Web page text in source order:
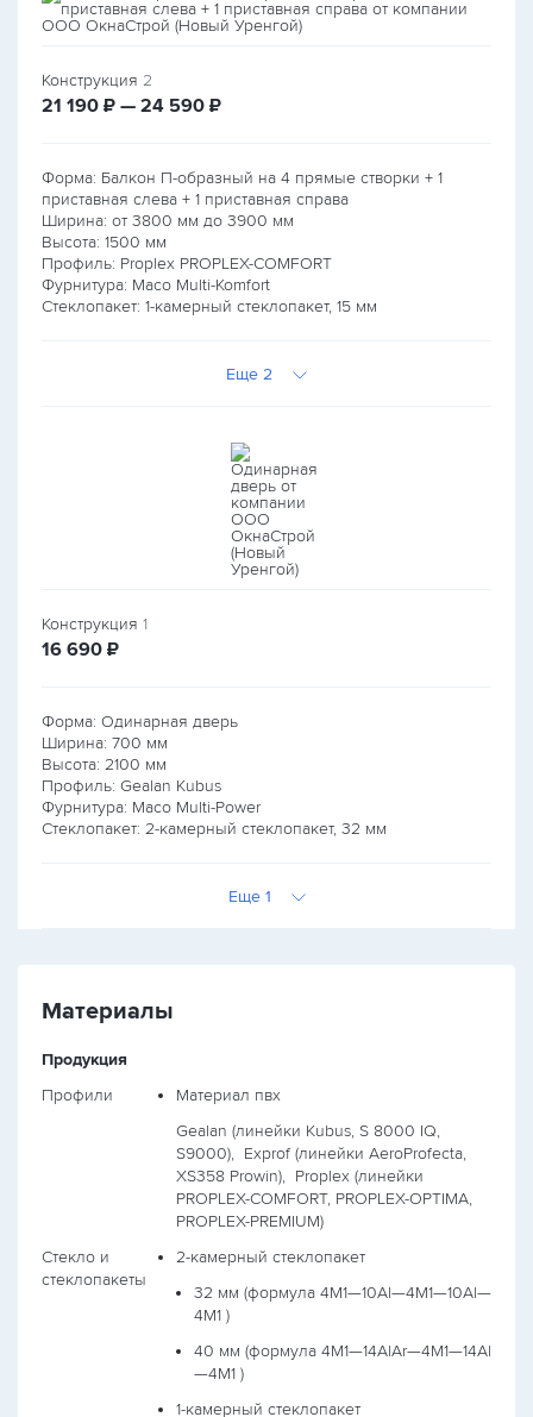
Конструкция 2
21 190 руб.
₽ — 24 590 руб.
₽
Форма: Балкон П-образный на 4 прямые створки + 1
приставная слева + 1 приставная справа
Ширина: от 3800 мм до 3900 мм
Высота: 1500 мм
Профиль: Proplex PROPLEX-COMFORT
Фурнитура: Maco Multi-Komfort
Стеклопакет: 1-камерный стеклопакет, 15 мм
Еще 2
Конструкция 1
16 690 руб.
₽
Форма: Одинарная дверь
Ширина: 700 мм
Высота: 2100 мм
Профиль: Gealan Kubus
Фурнитура: Maco Multi-Power
Стеклопакет: 2-камерный стеклопакет, 32 мм
Еще 1
Материалы
Продукция
Профили
Материал пвх
Gealan (линейки Kubus, S 8000 IQ,
S9000), Exprof (линейки AeroProfecta,
XS358 Prowin), Proplex (линейки
PROPLEX-COMFORT, PROPLEX-OPTIMA,
PROPLEX-PREMIUM)
Стекло и
стеклопакеты
2-камерный стеклопакет
32 мм (формула 4М1—10Al—4М1—10Al—
4М1 )
40 мм (формула 4М1—14AlAr—4М1—14Al
—4М1 )
1-камерный стеклопакет